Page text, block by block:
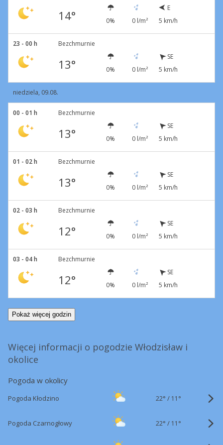
14° 0% 0 l/m²
E
5 km/h
23 - 00 h Bezchmurnie
13° 0% 0 l/m²
SE
5 km/h
niedziela, 09.08.
00 - 01 h Bezchmurnie
13° 0% 0 l/m²
SE
5 km/h
01 - 02 h Bezchmurnie
13° 0% 0 l/m²
SE
5 km/h
02 - 03 h Bezchmurnie
12° 0% 0 l/m²
SE
5 km/h
03 - 04 h Bezchmurnie
12° 0% 0 l/m²
SE
5 km/h
Pokaż więcej godzin
Więcej informacji o pogodzie Włodzisław i
okolice
Pogoda w okolicy
Pogoda Kłodzino 22° / 11°
Pogoda Czarnogłowy 22° / 11°